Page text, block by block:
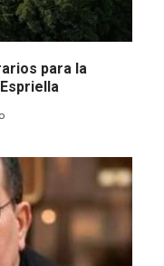
para la